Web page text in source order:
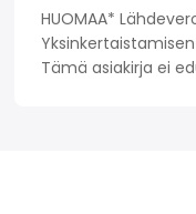
HUOMAA*
Tämä asiakirja ei